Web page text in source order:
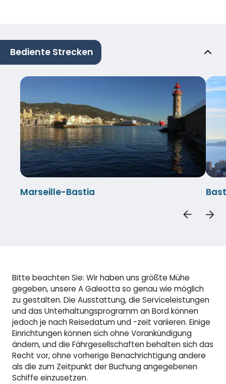
Bediente Strecken
Marseille-Bastia
Bitte beachten Sie: Wir haben uns größte Mühe
gegeben, unsere A Galeotta so genau wie möglich
zu gestalten. Die Ausstattung, die Serviceleistungen
und das Unterhaltungsprogramm an Bord können
jedoch je nach Reisedatum und -zeit variieren. Einige
Einrichtungen können sich ohne Vorankündigung
ändern, und die Fährgesellschaften behalten sich das
Recht vor, ohne vorherige Benachrichtigung andere
als die zum Zeitpunkt der Buchung angegebenen
Schiffe einzusetzen.